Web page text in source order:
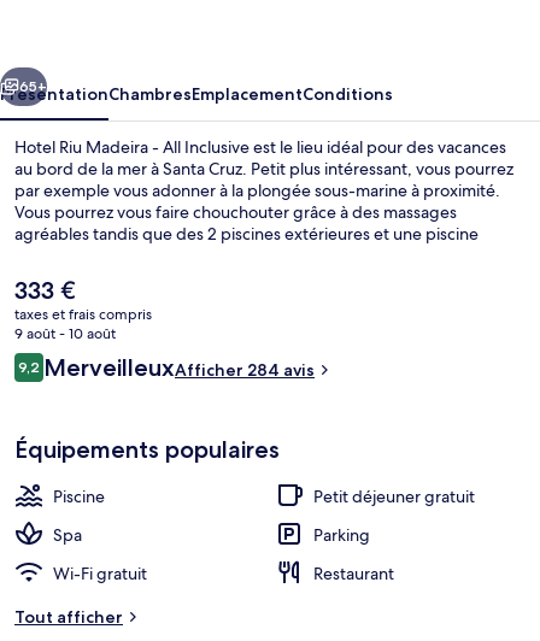
All
Inclusive
Suivant
65+
PrésentationChambresEmplacementConditions
Hotel Riu Madeira - All Inclusive est le lieu idéal pour des vacances
au bord de la mer à Santa Cruz. Petit plus intéressant, vous pourrez
par exemple vous adonner à la plongée sous-marine à proximité.
Vous pourrez vous faire chouchouter grâce à des massages
agréables tandis que des 2 piscines extérieures et une piscine
détente. Les options de restauration comprennent 2 restaurants,
tandis que les 4 bars/salons vous invitent à siroter des boissons
rafraîchissantes. Cet hôtel tout inclus abrite en outre une salle de
fitness, une piscine pour enfants et une terrasse. Les autres
voyageurs ne disent que du bien en ce qui concerne le personnel
attentionné.
Le
prix
actuel
est
de
333 €
taxes et frais compris
9 août - 10 août
Avis
voyageurs
9,29,2 sur 10
MerveilleuxAfficher 284 avis
Équipements populaires
Piscine
Petit déjeuner gratuit
Spa
Parking
Wi-Fi gratuit
Restaurant
Tout afficher